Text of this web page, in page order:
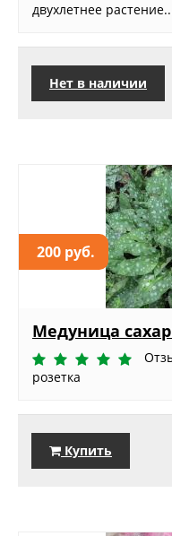
двухлетнее
Нет в наличии
200 руб.
Медуница
розетка
Купить